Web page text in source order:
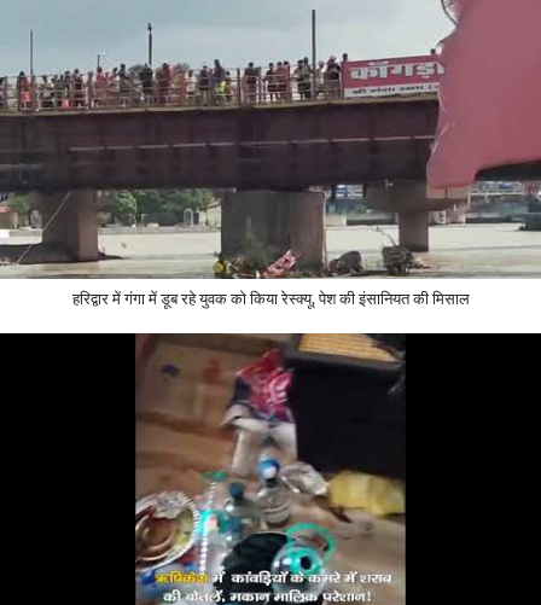
हरिद्वार में गंगा में डूब रहे युवक को किया रेस्क्यू, पेश की इंसानियत की मिसाल